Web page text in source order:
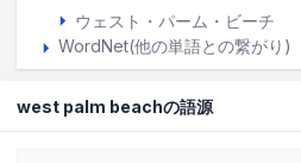
ウェスト・パーム・ビーチ
WordNet(他の単語との繋がり)
west palm beachの語源